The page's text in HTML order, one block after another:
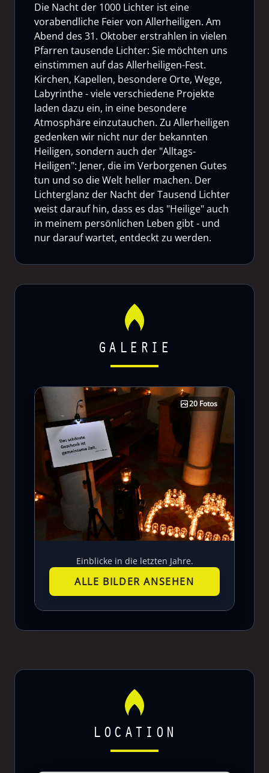
Die Nacht der 1000 Lichter ist eine
vorabendliche Feier von Allerheiligen. Am
Abend des 31. Oktober erstrahlen in vielen
Pfarren tausende Lichter: Sie möchten uns
einstimmen auf das Allerheiligen-Fest.
Kirchen, Kapellen, besondere Orte, Wege,
Labyrinthe - viele verschiedene Projekte
laden dazu ein, in eine besondere
Atmosphäre einzutauchen. Zu Allerheiligen
gedenken wir nicht nur der bekannten
Heiligen, sondern auch der "Alltags-
Heiligen": Jener, die im Verborgenen Gutes
tun und so die Welt heller machen. Der
Lichterglanz der Nacht der Tausend Lichter
weist darauf hin, dass es das "Heilige" auch
in meinem persönlichen Leben gibt - und
nur darauf wartet, entdeckt zu werden.
GALERIE
20 Fotos
Einblicke in die letzten Jahre.
ALLE BILDER ANSEHEN
LOCATION